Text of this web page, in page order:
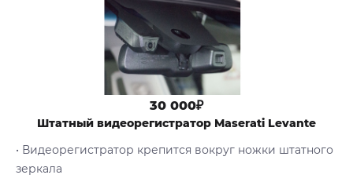
30 000₽
Штатный видеорегистратор Maserati Levante
• Видеорегистратор крепится вокруг ножки штатного
зеркала